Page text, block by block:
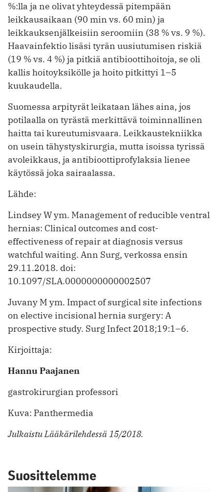
%:lla ja ne olivat yhteydessä pitempään
leikkausaikaan (90 min vs. 60 min) ja
leikkauksenjälkeisiin seroomiin (38 % vs. 9 %).
Haavainfektio lisäsi tyrän uusiutumisen riskiä
(19 % vs. 4 %) ja pitkiä antibioottihoitoja, se oli
kallis hoitoyksikölle ja hoito pitkittyi 1–5
kuukaudella.
Suomessa arpityrät leikataan lähes aina, jos
potilaalla on tyrästä merkittävä toiminnallinen
haitta tai kureutumisvaara. Leikkaustekniikka
on usein tähystyskirurgia, mutta isoissa tyrissä
avoleik­kaus, ja antibioottiprofylaksia lienee
käytössä joka sairaalassa.
Lähde:
Lindsey W ym. Management of reducible ventral
hernias: Clinical outcomes and cost-
effectiveness of repair at diagnosis versus
watchful waiting. Ann Surg, verkossa ensin
29.11.2018. doi:
10.1097/SLA.0000000000002507
Juvany M ym. Impact of surgical site infections
on elective incisional hernia surgery: A
prospective study. Surg Infect 2018;19:1–6.
Kirjoittaja:
Hannu Paajanen
gastrokirurgian professori
Kuva: Panthermedia
Julkaistu Lääkärilehdessä 15/2018.
Suosittelemme